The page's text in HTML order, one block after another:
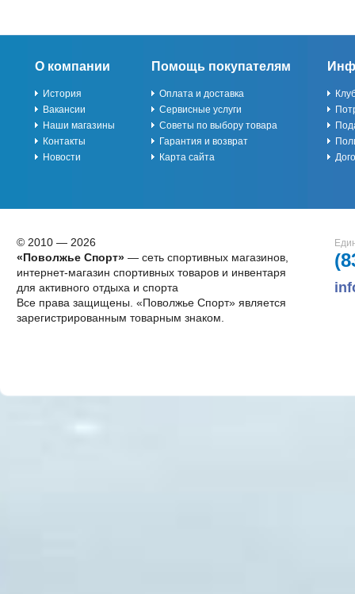
О компании
История
Вакансии
Наши магазины
Контакты
Новости
Помощь покупателям
Оплата и доставка
Сервисные услуги
Советы по выбору товара
Гарантия и возврат
Карта сайта
© 2010 — 2026
«Поволжье Спорт»— сеть спортивных магазинов,
интернет-магазин спортивных товаров и инвентаря
для активного отдыха и спорта
Все права защищены. «Поволжье Спорт» является
зарегистрированным товарным знаком.